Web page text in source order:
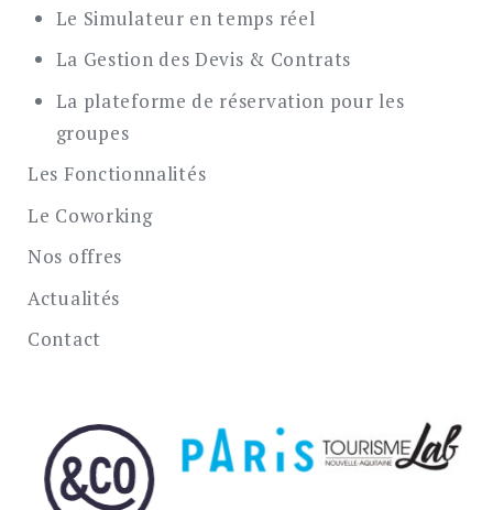
Le Simulateur en temps réel
La Gestion des Devis & Contrats
La plateforme de réservation pour les
groupes
Les Fonctionnalités
Le Coworking
Nos offres
Actualités
Contact